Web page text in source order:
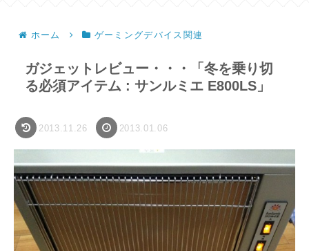
ホーム ゲーミングデバイス関連
ガジェットレビュー・・・「冬を乗り切
る必須アイテム : サンルミエ E800LS」
2013.11.26 2013.01.06